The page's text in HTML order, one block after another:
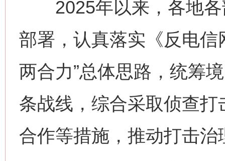
2025年以来，各地各
部署，认真落实《反电信
两合力”总体思路，统筹
条战线，综合采取侦查
合作等措施，推动打击